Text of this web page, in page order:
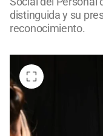
distinguida y su
reconocimiento.